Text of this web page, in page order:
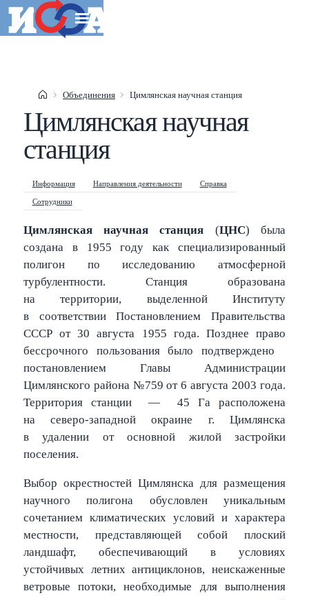
Объединения Цимлянская научная станция
Цимлянская научная
станция
Информация Направления деятельности Справка
Сотрудники
Цимлянская научная станция (ЦНС) была
создана в 1955 году как специализированный
полигон по исследованию атмосферной
турбулентности. Станция образована
на территории, выделенной Институту
в соответствии Постановлением Правительства
СССР от 30 августа 1955 года. Позднее право
бессрочного пользования было подтверждено
постановлением Главы Администрации
Цимлянского района №759 от 6 августа 2003 года.
Территория станции — 45 Га расположена
на северо-западной окраине г. Цимлянска
в удалении от основной жилой застройки
поселения.
Выбор окрестностей Цимлянска для размещения
научного полигона обусловлен уникальным
сочетанием климатических условий и характера
местности, представляющей собой плоский
ландшафт, обеспечивающий в условиях
устойчивых летних антициклонов, неискаженные
ветровые потоки, необходимые для выполнения
This help popup
Search popup /